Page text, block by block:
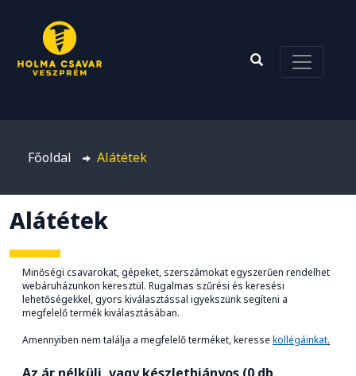
Főoldal Alátétek
Alátétek
Minőségi csavarokat, gépeket, szerszámokat egyszerűen rendelhet
webáruházunkon keresztül. Rugalmas szűrési és keresési
lehetőségekkel, gyors kiválasztással igyekszünk segíteni a
megfelelő termék kiválasztásában.
Amennyiben nem találja a megfelelő terméket, keresse kollégáinkat.